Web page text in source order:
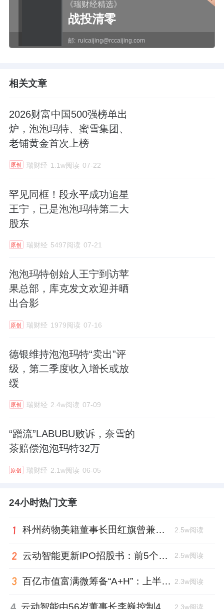
《瑞财经精选》
战投清零
邮: ruicaijing@rccaijing.com
相关文章
2026财富中国500强榜单出
炉，泡泡玛特、蜜雪集团、
老铺黄金首次上榜
原创 瑞财经 1.1w阅读 07-22
罕见同框！段永平成功追星
王宁，已是泡泡玛特第二大
股东
原创 瑞财经 5497阅读 07-21
泡泡玛特创始人王宁到访苹
果总部，库克发文欢迎并晒
出合影
原创 瑞财经 1979阅读 07-16
德银维持泡泡玛特“卖出”评
级，第二季度收入增长或放
缓
原创 瑞财经 2.4w阅读 07-09
“蹭流”LABUBU败诉，奈雪的
茶赔偿泡泡玛特32万
原创 瑞财经 2.1w阅读 06-05
24小时热门文章
科州药物美籍董事长田红旗曾兼职放射所，被问询核心技术是否清晰 2.5w阅读
云动智能更新IPO招股书：前5个月扭亏为盈，董事长李巍去年降薪近两成 2.5w阅读
百亿市值富满微筹备“A+H”：上半年净利大增353%，99年董秘、01年证代上位 2.3w阅读
2.3w阅读